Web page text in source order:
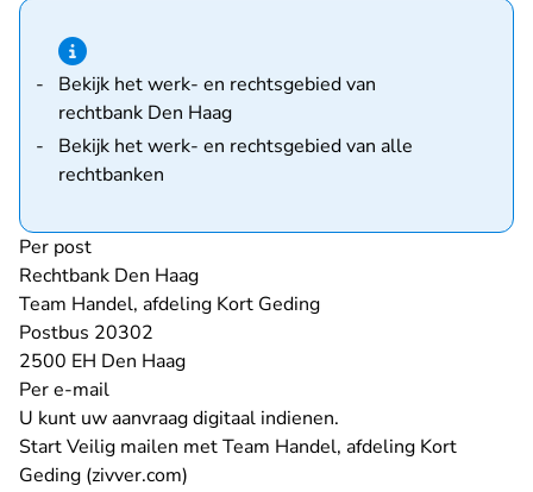
Hint van type informatie
Bekijk het werk- en rechtsgebied van
rechtbank Den Haag
Bekijk het werk- en rechtsgebied van alle
rechtbanken
Per post
Rechtbank Den Haag
Team Handel, afdeling Kort Geding
Postbus 20302
2500 EH Den Haag
Per e-mail
U kunt uw aanvraag digitaal indienen.
StartVeilig mailen met Team Handel, afdeling Kort
Geding (zivver.com)